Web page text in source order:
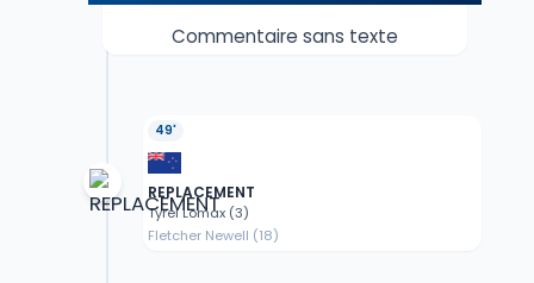
Commentaire sans texte
49'
REPLACEMENT
Tyrel Lomax (3)
Fletcher Newell (18)